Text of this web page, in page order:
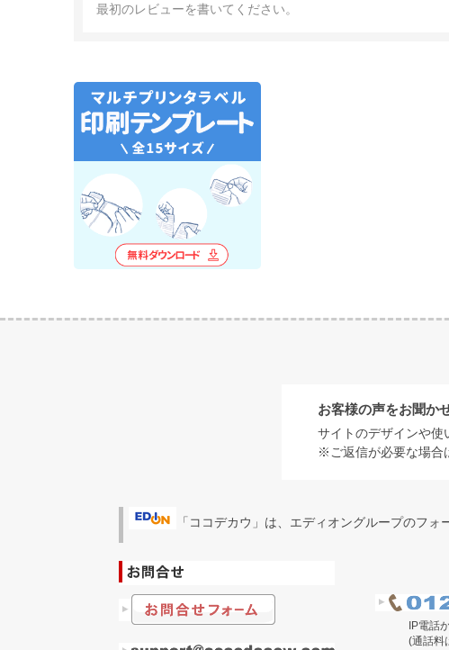
最初のレビューを書いてください。
お客様の声をお聞か
サイトのデザインや使
※ご返信が必要な場合
「ココデカウ」は、エディオングループのフ
IP電話
(通話料